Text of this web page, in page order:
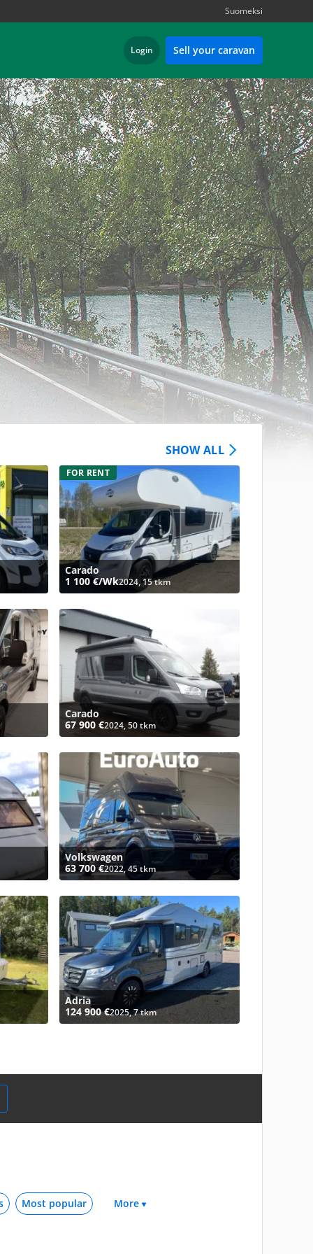
Suomeksi
Login Sell your caravan
SHOW ALL
FOR RENT
Carado
1 100 €/Wk2024, 15 tkm
Carado
67 900 €2024, 50 tkm
Volkswagen
63 700 €2022, 45 tkm
Adria
124 900 €2025, 7 tkm
Most popular